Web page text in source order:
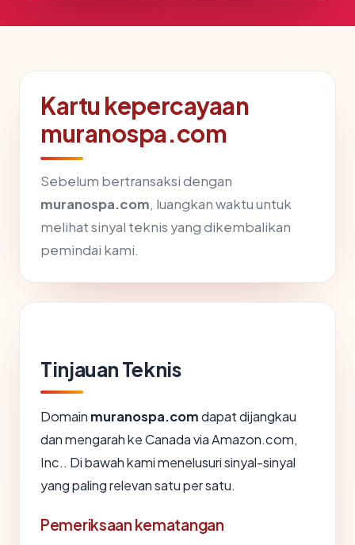
Kartu kepercayaan
muranospa.com
Sebelum bertransaksi dengan
muranospa.com, luangkan waktu untuk
melihat sinyal teknis yang dikembalikan
pemindai kami.
Tinjauan Teknis
Domain muranospa.comdapat dijangkau
dan mengarah ke Canada via Amazon.com,
Inc.. Di bawah kami menelusuri sinyal-sinyal
yang paling relevan satu per satu.
Pemeriksaan kematangan